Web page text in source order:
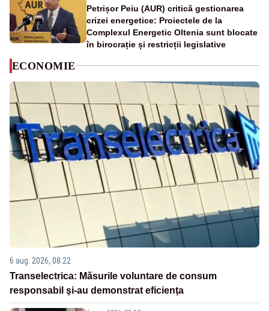
Petrișor Peiu (AUR) critică gestionarea
crizei energetice: Proiectele de la
Complexul Energetic Oltenia sunt blocate
în birocrație și restricții legislative
ECONOMIE
6 aug. 2026, 08:22
Transelectrica: Măsurile voluntare de consum
responsabil şi-au demonstrat eficienţa